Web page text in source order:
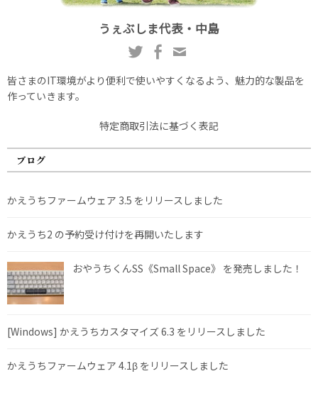
うぇぶしま代表・中島
皆さまのIT環境がより便利で使いやすくなるよう、魅力的な製品を
作っていきます。
特定商取引法に基づく表記
ブログ
かえうちファームウェア 3.5 をリリースしました
かえうち2 の予約受け付けを再開いたします
おやうちくんSS《Small Space》 を発売しました！
[Windows] かえうちカスタマイズ 6.3 をリリースしました
かえうちファームウェア 4.1β をリリースしました